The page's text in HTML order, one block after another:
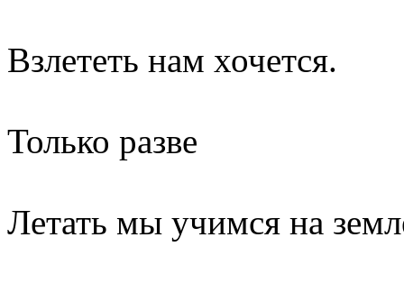
Взлететь нам хочется.
Только разве
Летать мы учимся на